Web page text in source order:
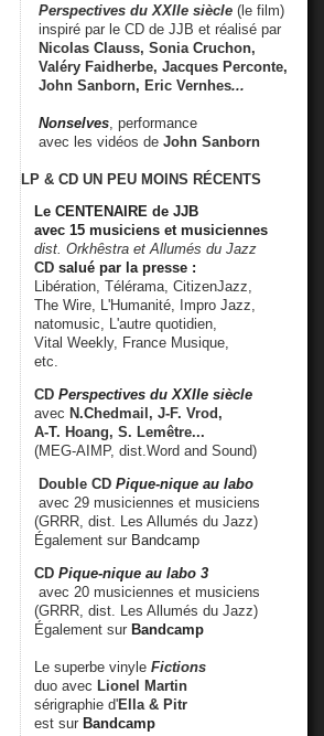
Perspectives du XXIIe siècle (le film)
inspiré par le CD de JJB et réalisé par
Nicolas Clauss, Sonia Cruchon,
Valéry Faidherbe, Jacques Perconte,
John Sanborn, Eric Vernhes...
Nonselves , performance
avec les vidéos de John Sanborn
LP & CD UN PEU MOINS RÉCENTS
Le CENTENAIRE de JJB
avec 15 musiciens et musiciennes
dist. Orkhêstra et Allumés du Jazz
CD salué par la presse :
Libération, Télérama, CitizenJazz,
The Wire, L'Humanité, Impro Jazz,
natomusic, L'autre quotidien,
Vital Weekly, France Musique,
etc.
CD Perspectives du XXIIe siècle
avec N.Chedmail, J-F. Vrod,
A-T. Hoang, S. Lemêtre...
(MEG-AIMP, dist.Word and Sound)
Double CD Pique-nique au labo
avec 29 musiciennes et musiciens
(GRRR, dist. Les Allumés du Jazz)
Également sur Bandcamp
CD Pique-nique au labo 3
avec 20 musiciennes et musiciens
(GRRR, dist. Les Allumés du Jazz)
Également sur Bandcamp
Le superbe vinyle Fictions
duo avec Lionel Martin
sérigraphie d'Ella & Pitr
est sur Bandcamp